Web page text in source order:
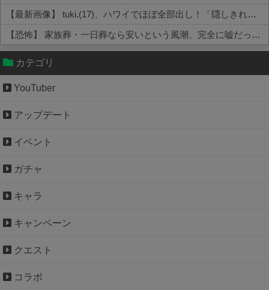
【最新画像】 tuki.(17)、ハワイでほぼ全部出し！「隠しきれない美貌」とSNSざわつく
【恐怖】 家族葬・一日葬なら安いという風潮、完全に嘘だった・・・・
Powered by livedoor 相互RSS
カテゴリ
YouTuber
アップデート
イベント
ガチャ
キャラ
キャンペーン
クエスト
コラボ